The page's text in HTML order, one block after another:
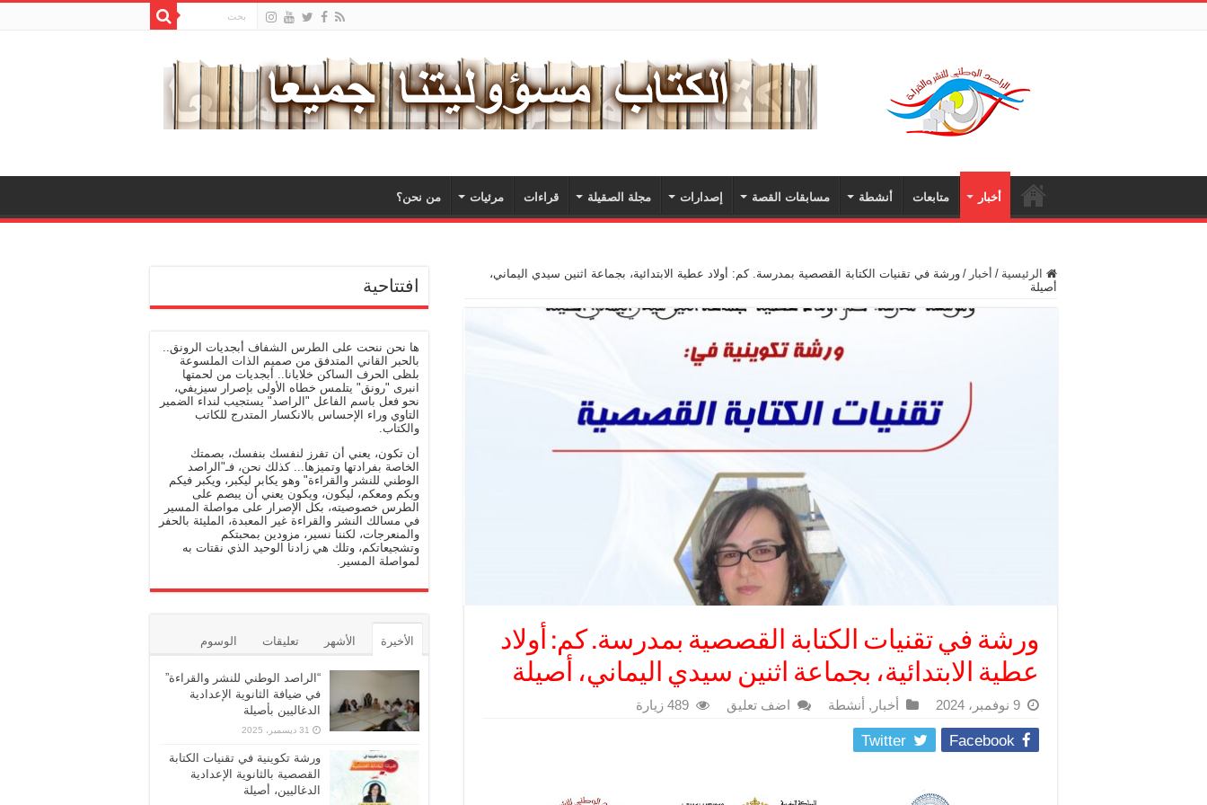
أخبار متابعات أنشطة مسابقات القصة إصدارات مجلة الصقيلة قراءات مرئيات من نحن؟
الرئيسية / أخبار / ورشة في تقنيات الكتابة القصصية بمدرسة. كم: أولاد عطية الابتدائية، بجماعة اثنين سيدي اليماني،
أصيلة
ورشة في تقنيات الكتابة القصصية بمدرسة. كم: أولاد
عطية الابتدائية، بجماعة اثنين سيدي اليماني، أصيلة
9 نوفمبر، 2024 أخبار , أنشطة اضف تعليق 489 زيارة
Facebook
Twitter
افتتاحية
ها نحن ننحت على الطرس الشفاف أبجديات الرونق..
بالحبر القاني المتدفق من صميم الذات الملسوعة
بلظى الحرف الساكن خلايانا.. أبجديات من لحمتها
انبرى "رونق" يتلمس خطاه الأولى بإصرار سيزيفي،
نحو فعل باسم الفاعل "الراصد" يستجيب لنداء الضمير
التاوي وراء الإحساس بالانكسار المتدرج للكاتب
والكتاب.
أن تكون، يعني أن تفرز لنفسك بنفسك، بصمتك
الخاصة بفرادتها وتميزها... كذلك نحن، فـ"الراصد
الوطني للنشر والقراءة" وهو يكابر ليكبر، ويكبر فيكم
وبكم ومعكم، ليكون، ويكون يعني أن يبصم على
الطرس خصوصيته، بكل الإصرار على مواصلة المسير
في مسالك النشر والقراءة غير المعبدة، المليئة بالحفر
والمنعرجات، لكننا نسير، مزودين بمحبتكم
وتشجيعاتكم، وتلك هي زادنا الوحيد الذي نقتات به
لمواصلة المسير.
الأخيرة الأشهر تعليقات الوسوم
“الراصد الوطني للنشر والقراءة”
في ضيافة الثانوية الإعدادية
الدغاليين بأصيلة
31 ديسمبر، 2025
ورشة تكوينية في تقنيات الكتابة
القصصية بالثانوية الإعدادية
الدغاليين، أصيلة